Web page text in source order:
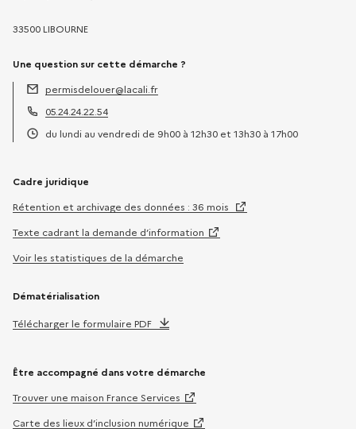
33500 LIBOURNE
Une question sur cette démarche ?
Adresse électronique :
permisdelouer@lacali.fr
Téléphone :
05.24.24.22.54
du lundi au vendredi de 9h00 à 12h30 et 13h30 à 17h00
Cadre juridique
Rétention et archivage des données : 36 mois
Texte cadrant la demande d’information
Voir les statistiques de la démarche
Dématérialisation
Télécharger le formulaire PDF
Être accompagné dans votre démarche
Trouver une maison France Services
Carte des lieux d’inclusion numérique